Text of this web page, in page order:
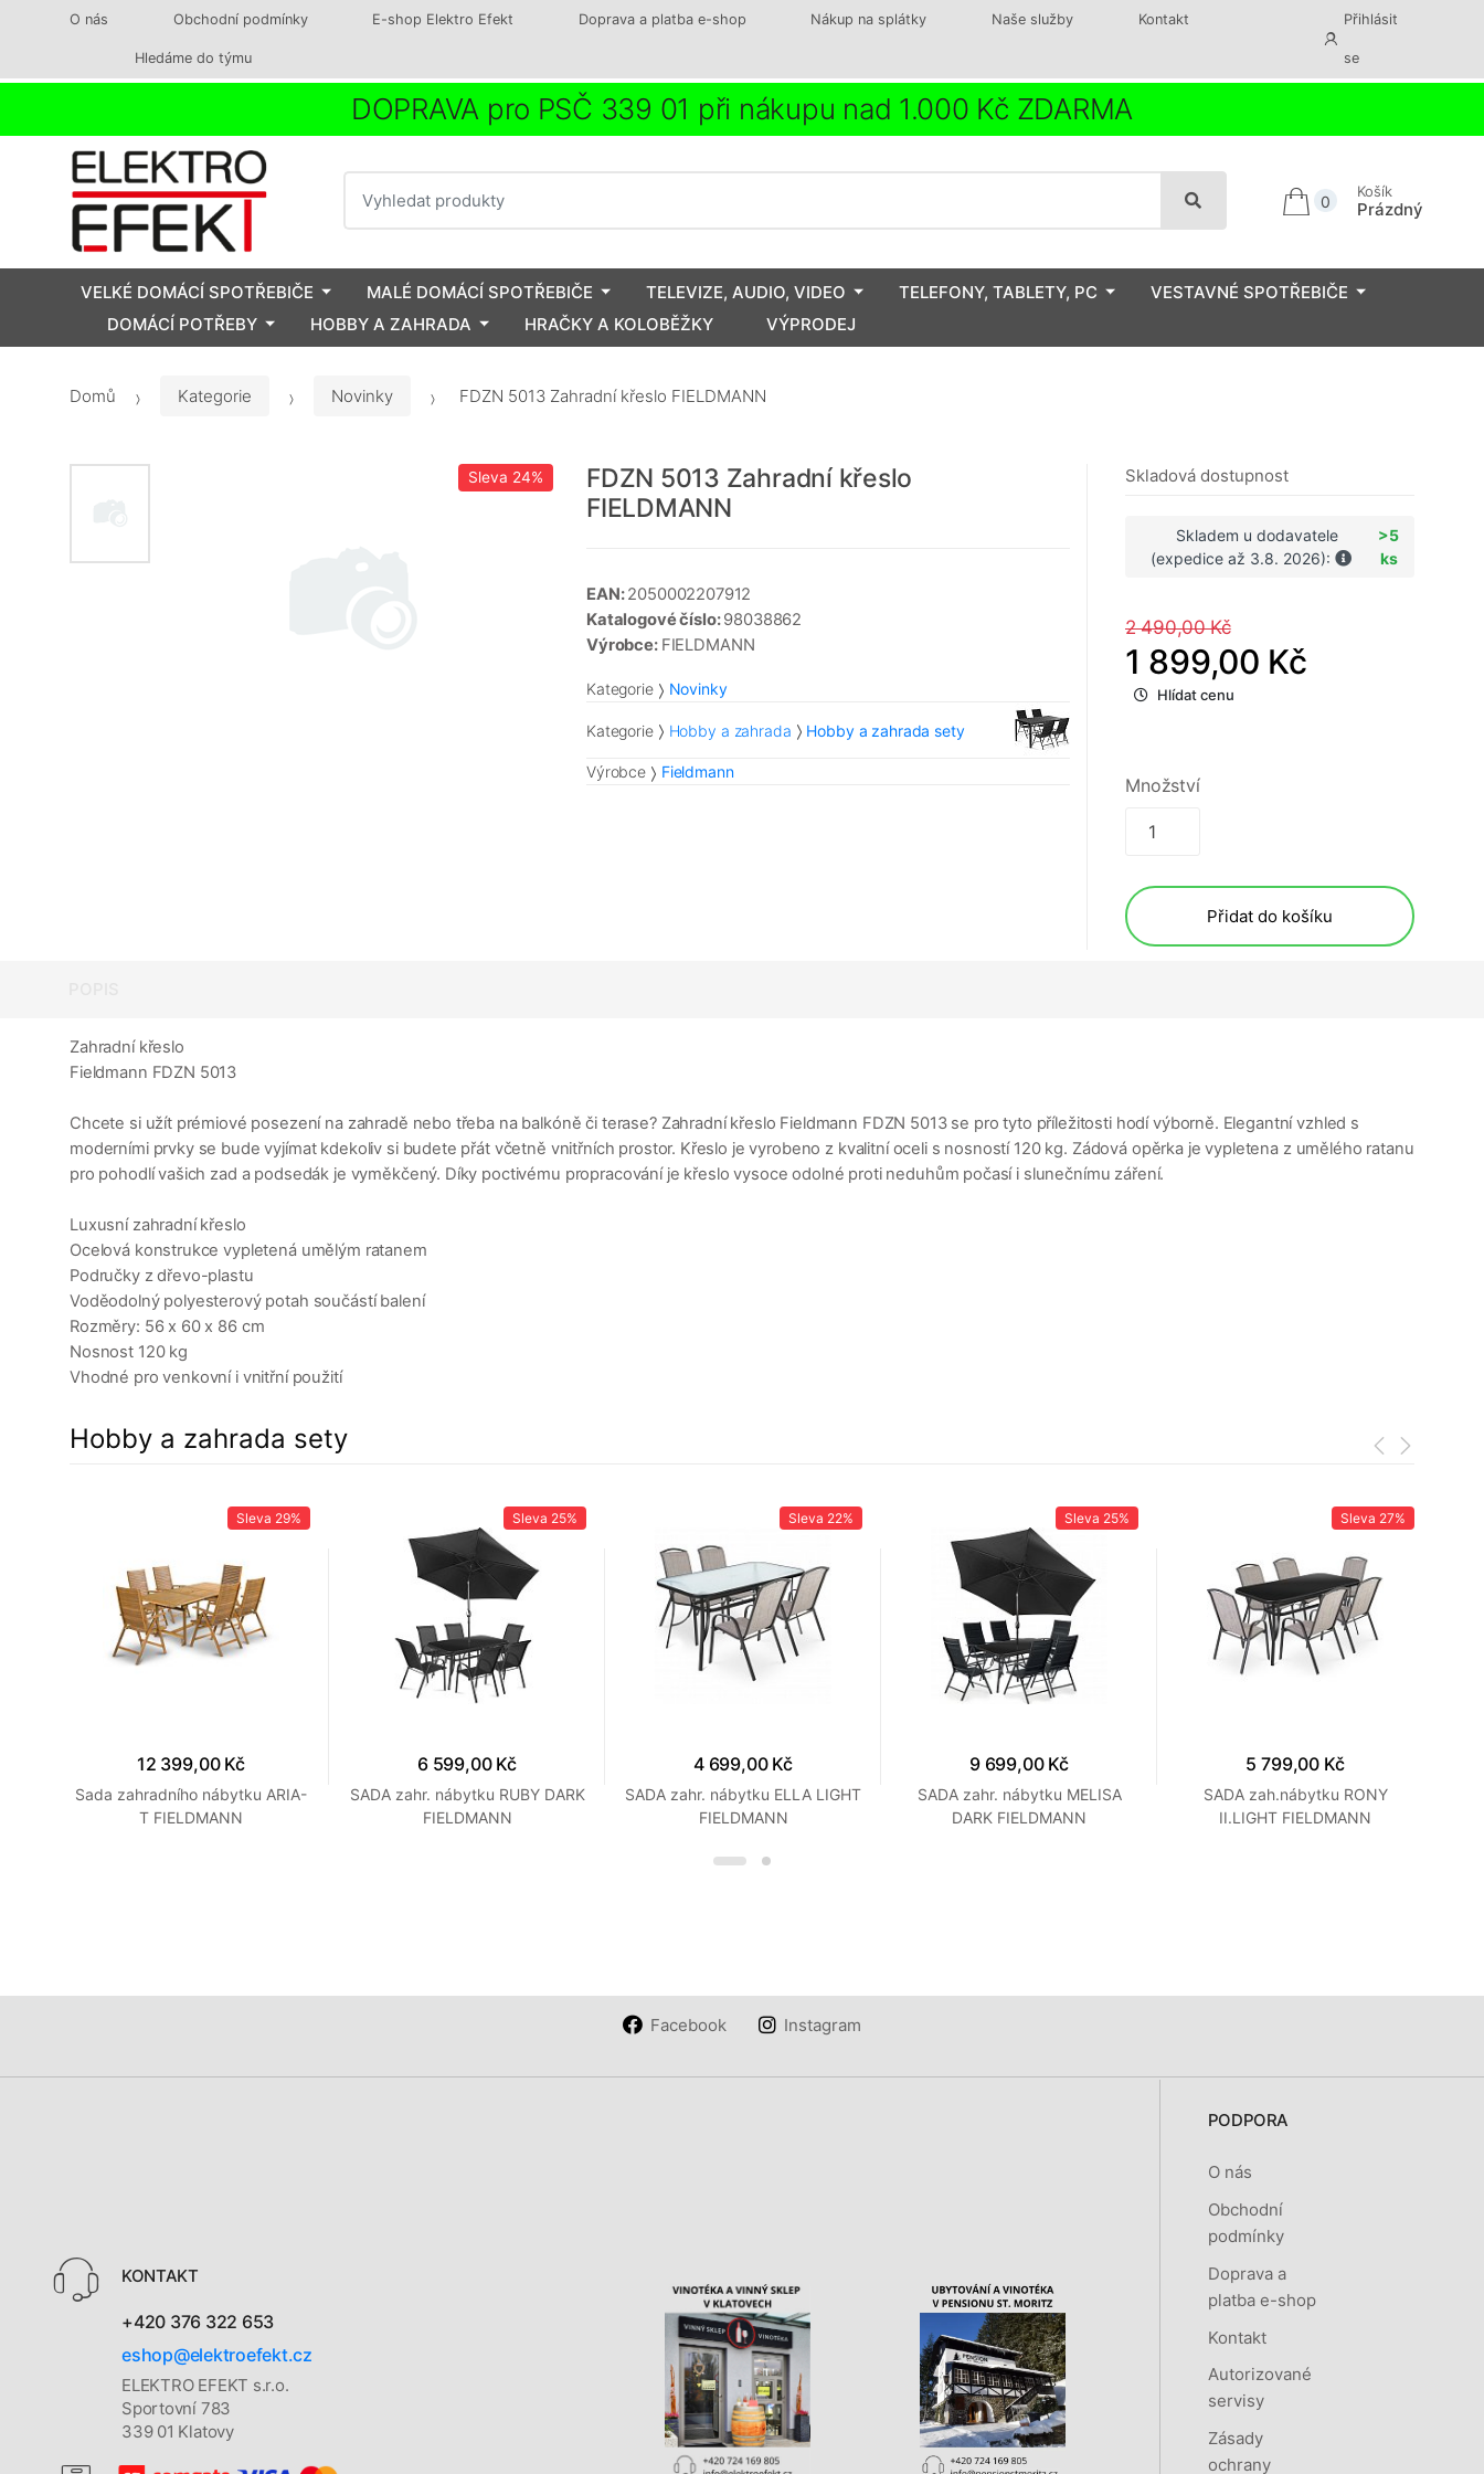
O nás Obchodní podmínky E-shop Elektro Efekt Doprava a platba e-shop Nákup na splátky Naše služby Kontakt
Hledáme do týmu
Přihlásit
se
DOPRAVA pro PSČ 339 01 při nákupu nad 1.000 Kč ZDARMA
0
Košík
Prázdný
VELKÉ DOMÁCÍ SPOTŘEBIČE MALÉ DOMÁCÍ SPOTŘEBIČE TELEVIZE, AUDIO, VIDEO TELEFONY, TABLETY, PC
VESTAVNÉ SPOTŘEBIČE
DOMÁCÍ POTŘEBY
HOBBY A ZAHRADA HRAČKY A KOLOBĚŽKY VÝPRODEJ
Domů Kategorie Novinky FDZN 5013 Zahradní křeslo FIELDMANN
Sleva 24%
FDZN 5013 Zahradní křeslo
FIELDMANN
EAN:2050002207912
Katalogové číslo:98038862
Výrobce: FIELDMANN
Kategorie Novinky
Kategorie Hobby a zahrada Hobby a zahrada sety
Výrobce Fieldmann
Skladová dostupnost
Skladem u dodavatele
(expedice až 3.8. 2026):
>5
ks
2 490,00 Kč
1 899,00 Kč
Hlídat cenu
Množství
Přidat do košíku
Zahradní křeslo
Fieldmann FDZN 5013
Chcete si užít prémiové posezení na zahradě nebo třeba na balkóně či terase? Zahradní křeslo Fieldmann FDZN 5013 se pro tyto příležitosti hodí výborně. Elegantní vzhled s
moderními prvky se bude vyjímat kdekoliv si budete přát včetně vnitřních prostor. Křeslo je vyrobeno z kvalitní oceli s nosností 120 kg. Zádová opěrka je vypletena z umělého ratanu
pro pohodlí vašich zad a podsedák je vyměkčený. Díky poctivému propracování je křeslo vysoce odolné proti neduhům počasí i slunečnímu záření.
Luxusní zahradní křeslo
Ocelová konstrukce vypletená umělým ratanem
Područky z dřevo-plastu
Voděodolný polyesterový potah součástí balení
Rozměry: 56 x 60 x 86 cm
Nosnost 120 kg
Vhodné pro venkovní i vnitřní použití
Hobby a zahrada sety
Sleva 29%
12 399,00 Kč
Sada zahradního nábytku ARIA-
T FIELDMANN
Sleva 25%
6 599,00 Kč
SADA zahr. nábytku RUBY DARK
FIELDMANN
Sleva 22%
4 699,00 Kč
SADA zahr. nábytku ELLA LIGHT
FIELDMANN
Sleva 25%
9 699,00 Kč
SADA zahr. nábytku MELISA
DARK FIELDMANN
Sleva 27%
5 799,00 Kč
SADA zah.nábytku RONY
II.LIGHT FIELDMANN
Facebook Instagram
KONTAKT
+420 376 322 653
eshop@elektroefekt.cz
ELEKTRO EFEKT s.r.o.
Sportovní 783
339 01 Klatovy
PODPORA
O nás
Obchodní
podmínky
Doprava a
platba e-shop
Kontakt
Autorizované
servisy
Zásady
ochrany